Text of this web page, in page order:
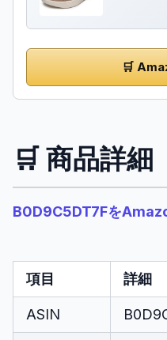
🛒
🛒 商品詳細
B0D9C5DT7Fを
項目 詳細
ASIN